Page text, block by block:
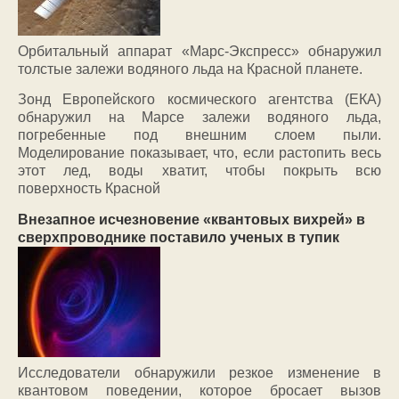
Орбитальный аппарат «Марс-Экспресс» обнаружил
толстые залежи водяного льда на Красной планете.
Зонд Европейского космического агентства (ЕКА)
обнаружил на Марсе залежи водяного льда,
погребенные под внешним слоем пыли.
Моделирование показывает, что, если растопить весь
этот лед, воды хватит, чтобы покрыть всю
поверхность Красной
Внезапное исчезновение «квантовых вихрей» в
сверхпроводнике поставило ученых в тупик
Исследователи обнаружили резкое изменение в
квантовом поведении, которое бросает вызов